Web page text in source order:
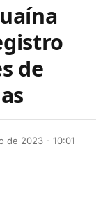
de
de 2023 - 10:01